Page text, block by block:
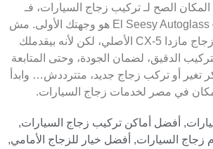
المكان الصح لـ تركيب زجاج السيارات، فـ
السيسي أوتوجلاس – El Seesy Autoglass هو وجهتك الأولى. مش
بس علشان بيقدملك زجاج مازدا CX-5 الأصلي، لكن لأنه بيقدملك
الدقيق، لضمان الجودة، وحتى المتابعة
تغير أو تركب زجاج جديد، متترددش… وابدأ
في مصر لخدمات زجاج السيارات.
, أفضل أماكن تركيب زجاج السيارات,
زجاج السيارات, أفضل خيار للزجاج الأمامي,